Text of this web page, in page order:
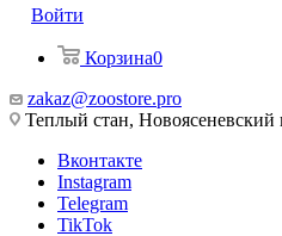
Войти
Корзина0
zakaz@zoostore.pro
Теплый стан, Новоясеневский
Вконтакте
Instagram
Telegram
TikTok